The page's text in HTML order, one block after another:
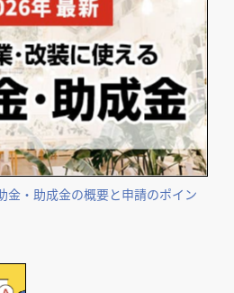
金・助成金の概要と申請のポイン